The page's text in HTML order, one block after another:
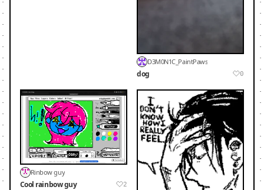
D3M0N1C_PaintPaws
dog 0
Rinbow guy
Cool rainbow guy 2